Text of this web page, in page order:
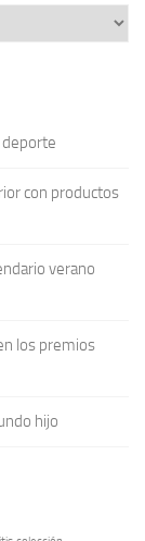
deporte
con productos
verano
los premios
hijo